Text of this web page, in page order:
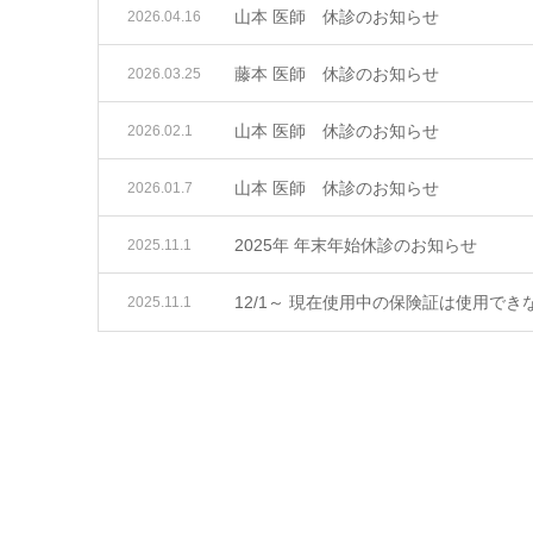
山本 医師 休診のお知らせ
2026.04.16
藤本 医師 休診のお知らせ
2026.03.25
山本 医師 休診のお知らせ
2026.02.1
山本 医師 休診のお知らせ
2026.01.7
2025年 年末年始休診のお知らせ
2025.11.1
12/1～ 現在使用中の保険証は使用でき
2025.11.1